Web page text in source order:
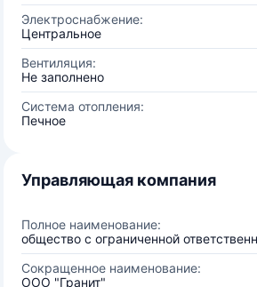
Электроснабжение:
Центральное
Вентиляция:
Не заполнено
Система отопления:
Печное
Управляющая компания
Полное наименование:
общество с ограниченной
Сокращенное наименование:
ООО "Гранит"